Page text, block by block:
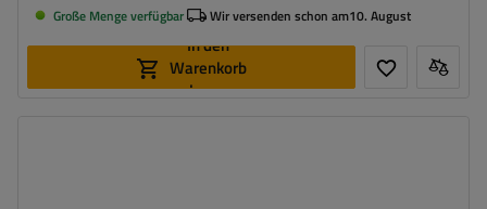
Große Menge verfügbar Wir versenden schon am10. August
In den
Warenkorb
legen